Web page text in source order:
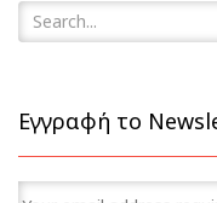
Εγγραφή το